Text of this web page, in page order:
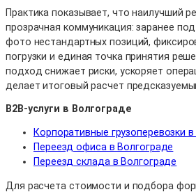
Практика показывает, что наилучший
прозрачная коммуникация: заранее
фото нестандартных позиций,
погрузки и единая точка принятия
подход снижает риски, ускоряет
делает итоговый расчет
B2B-услуги в Волгограде
Корпоративные грузоперевозки
Переезд офиса в Волгограде
Переезд склада в Волгограде
Для расчета стоимости и подбора